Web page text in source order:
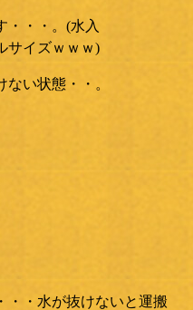
・・・。(水入
サイズｗｗｗ)
い状態・・。
・・水が抜けないと運搬